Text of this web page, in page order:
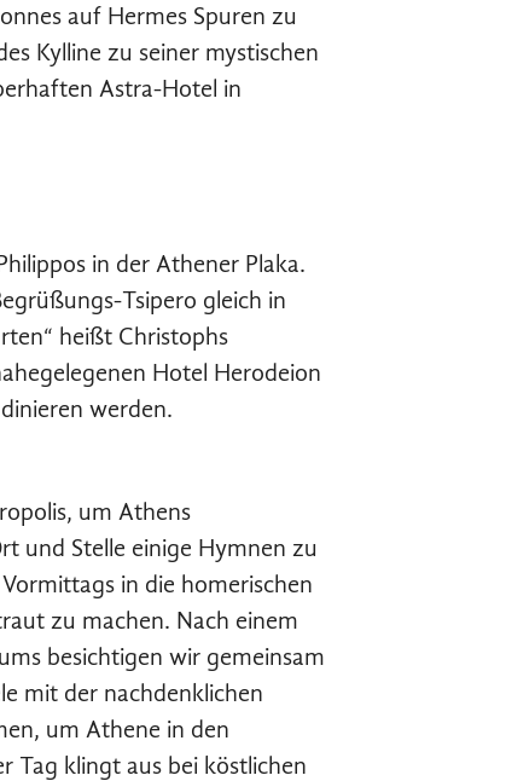
auf Hermes Spuren zu
Kylline zu seiner mystischen
Astra-Hotel in
in der Athener Plaka.
Tsipero gleich in
heißt Christophs
Hotel Herodeion
werden.
um Athens
und Stelle einige Hymnen zu
in die homerischen
zu machen. Nach einem
besichtigen wir gemeinsam
mit der nachdenklichen
um Athene in den
Tag klingt aus bei köstlichen